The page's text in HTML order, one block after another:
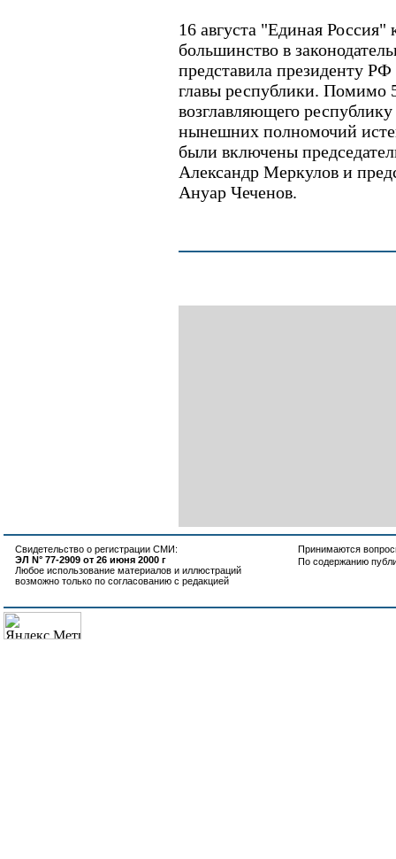
16 августа "Единая
большинство в
представила президенту
главы республики. Помимо
возглавляющего республику
нынешних полномочий
были включены
Александр Меркулов и
Ануар Чеченов.
Свидетельство о регистрации СМИ:
ЭЛ N° 77-2909 от 26 июня 2000 г
Любое использование материалов и иллюстраций
возможно только по согласованию с редакцией
Принимаются
По содержанию